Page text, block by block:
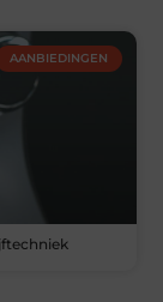
AANBIEDINGEN